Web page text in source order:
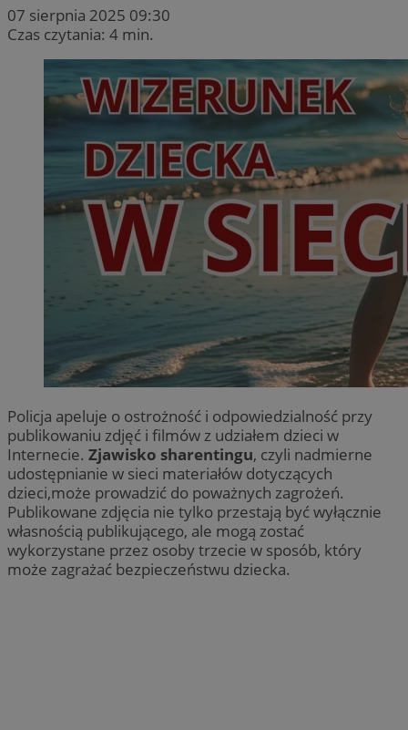
07 sierpnia 2025 09:30
Czas czytania: 4 min.
Policja apeluje o ostrożność i odpowiedzialność przy
publikowaniu zdjęć i filmów z udziałem dzieci w
Internecie. Zjawisko sharentingu, czyli nadmierne
udostępnianie w sieci materiałów dotyczących
dzieci,może prowadzić do poważnych zagrożeń.
Publikowane zdjęcia nie tylko przestają być wyłącznie
własnością publikującego, ale mogą zostać
wykorzystane przez osoby trzecie w sposób, który
może zagrażać bezpieczeństwu dziecka.